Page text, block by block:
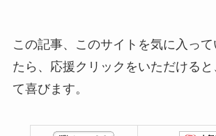
この記事、このサイトを気に入っ
たら、応援クリックをいただける
て喜びます。